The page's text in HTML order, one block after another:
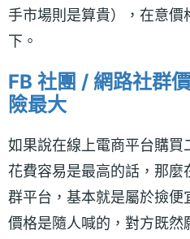
手市場則是算貴），在意價
下。
FB 社團 / 網路社群
險最大
如果說在線上電商平台購
花費容易是最高的話，那
群平台，基本就是屬於撿
價格是隨人喊的，對方既然